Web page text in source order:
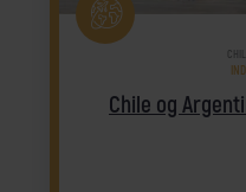
Chile og